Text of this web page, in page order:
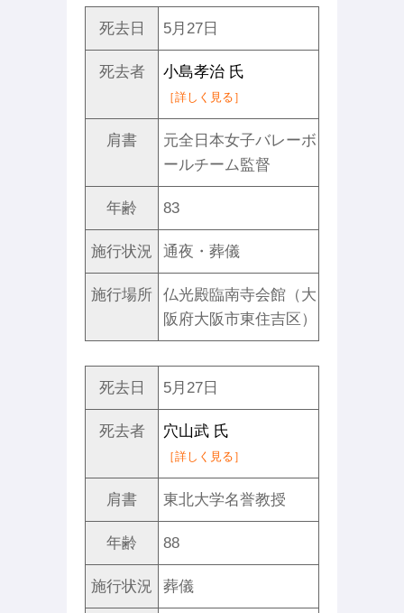
死去日 5月27日
死去者 小島孝治 氏
［詳しく見る］
肩書
元全日本女子バレーボ
ールチーム監督
年齢 83
施行状況 通夜・葬儀
施行場所
仏光殿臨南寺会館（大
阪府大阪市東住吉区）
死去日 5月27日
死去者 穴山武 氏
［詳しく見る］
肩書 東北大学名誉教授
年齢 88
施行状況 葬儀